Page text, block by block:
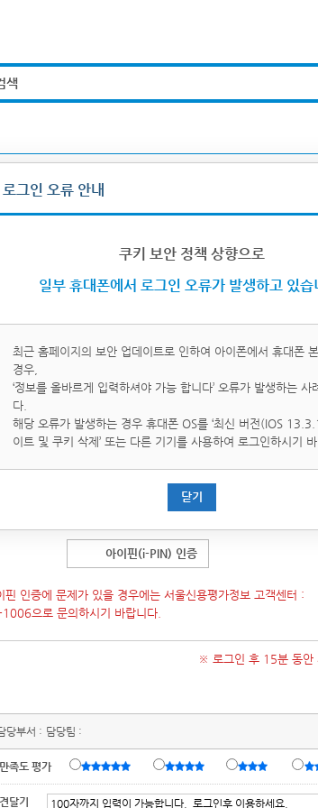
색
인/로그아웃
로그인 오류 안내
쿠키 보안 정책 상향으로
일부 휴대폰에서 로그인 오류가 발생하고 있습
최근 홈페이지의 보안 업데이트로 인하여 아이폰에서 휴대폰
경우,
‘정보를 올바르게 입력하셔야 가능 합니다’ 오류가 발생하는 사
다.
해당 오류가 발생하는 경우 휴대폰 OS를 ‘최신 버전(IOS
이트 및 쿠키 삭제’ 또는 다른 기기를 사용하여 로그인하시기 바
닫기
(i-PIN)은 인터넷상의 개인식별번호를 의미하며, 대면확인이
인터넷에서 주민등록번호를 사용하지 않고도 본인임을 확인할
창이 오류가 발생 할 경우 인증창을 닫은 후
아이핀(i-PIN) 인증
인증에 문제가 있을 경우에는 서울신용평가정보 고객센터 :
으로 문의하시기 바랍니다.
※ 로그인 후 15분 동안
당부서 : 담당팀 :
족도 평가
달기